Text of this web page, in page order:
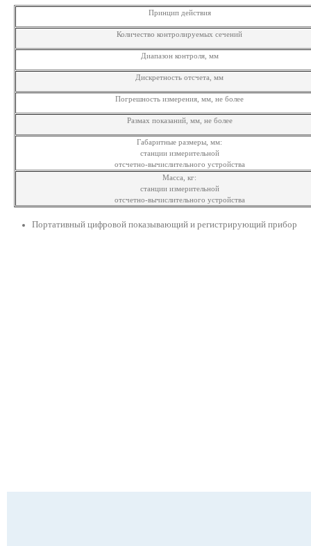
Принцип действия
Количество контролируемых сечений
Диапазон контроля, мм
Дискретность отсчета, мм
Погрешность измерения, мм, не более
Размах показаний, мм, не более
Габаритные размеры, мм:
станции измерительной
отсчетно-вычислительного устройства
Масса, кг:
станции измерительной
отсчетно-вычислительного устройства
Портативный цифровой показывающий и регистрирующий прибор